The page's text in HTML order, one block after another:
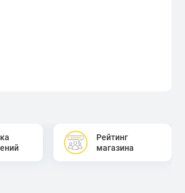
Рейтинг
магазина